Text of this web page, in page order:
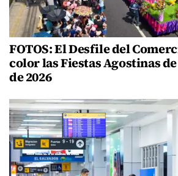
FOTOS: El Desfile del
color las Fiestas Agostinas
de 2026